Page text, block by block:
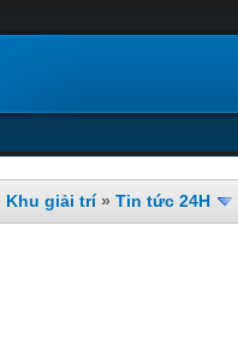
Khu giải trí» Tin tức 24H